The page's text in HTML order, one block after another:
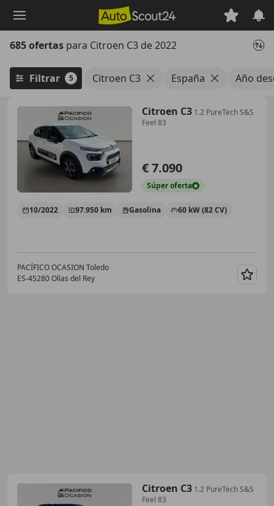
principal
685 ofertas para Citroen C3 de 2022
Filtrar 5 Citroen C3 España Año
Citroen C3 1.2 PureTech S&S
Feel 83
€ 7.090
Súperoferta
10/2022 97.950 km Gasolina 60 kW (82 CV)
PACÍFICO OCASION Toledo
ES-45280 Olías del Rey
Citroen C3 1.2 PureTech S&S
Feel 83